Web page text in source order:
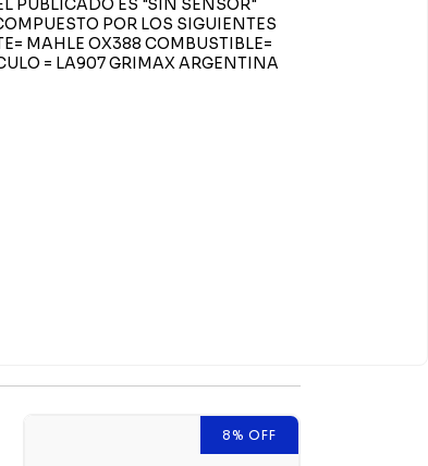
PUBLICADO ES "SIN SENSOR"
POR LOS SIGUIENTES
MAHLE OX388 COMBUSTIBLE=
= LA907 GRIMAX ARGENTINA
8% OFF